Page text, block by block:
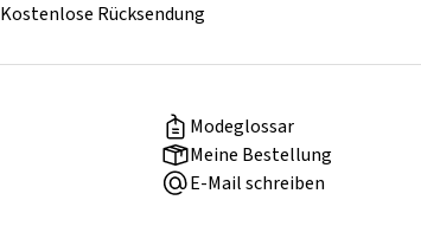
Kostenlose Rücksendung
Modeglossar
Meine Bestellung
E-Mail schreiben